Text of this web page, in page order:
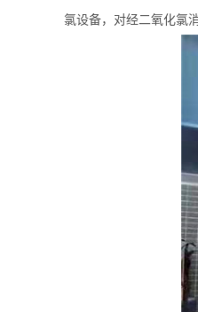
氯设备，对经二氧化氯